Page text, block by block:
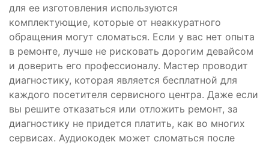
для ее изготовления используются
комплектующие, которые от неаккуратного
обращения могут сломаться. Если у вас нет опыта
в ремонте, лучше не рисковать дорогим девайсом
и доверить его профессионалу. Мастер проводит
диагностику, которая является бесплатной для
каждого посетителя сервисного центра. Даже если
вы решите отказаться или отложить ремонт, за
диагностику не придется платить, как во многих
сервисах. Аудиокодек может сломаться после